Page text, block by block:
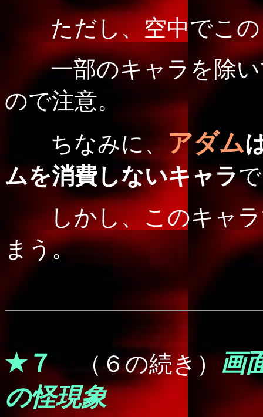
ただし、空中でこ
一部のキャラを除い
ので注意。
ちなみに、アダム
ムを消費しないキャラ
しかし、このキャ
まう。
★７ （６の続き）画
の怪現象